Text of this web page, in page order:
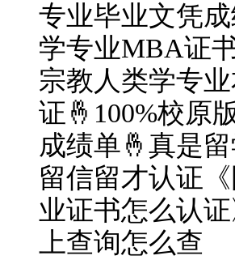
专业毕业文凭
学专业MBA证
宗教人类学专
证🤞100%校原
成绩单🤞真是留
留信留才认证
业证书怎么认
上查询怎么查